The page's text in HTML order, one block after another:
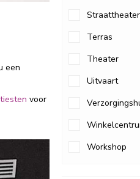
een
voor
Straattheater
Terras
Theater
Uitvaart
Workshop